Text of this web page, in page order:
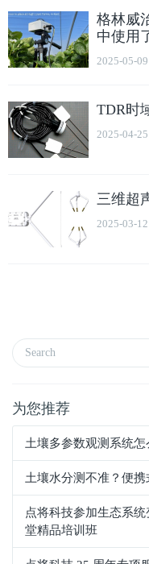
格林威
中使用
2025-05-09
TDR时
2025-04-25
三维超
2025-03-12
为您推荐
土壤多参数观测系统怎
土壤水分测不准？便
点将科技参加生态系
堂精品培训班